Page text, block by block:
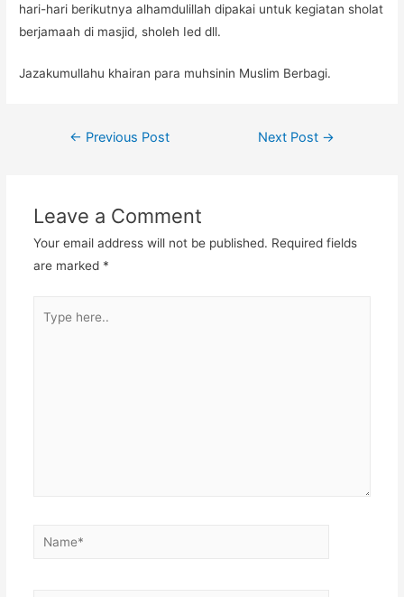
hari-hari berikutnya alhamdulillah dipakai untuk kegiatan sholat
berjamaah di masjid, sholeh Ied dll.
Jazakumullahu khairan para muhsinin Muslim Berbagi.
Post
← Previous Post Next Post →
Leave a Comment
Your email address will not be published. Required fields
are marked *
here..
Name*